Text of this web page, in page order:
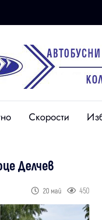
Скорости
Делчев
20 май 450